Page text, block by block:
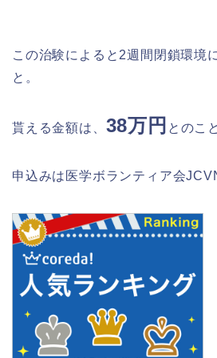
この治験によると2週間閉鎖環境
と。
貰える金額は、 38万円 とのこ
申込みは医学ボランティア会